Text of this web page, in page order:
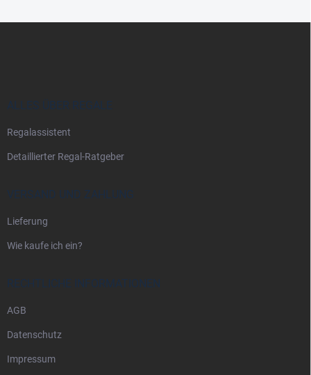
ALLES ÜBER REGALE
Regalassistent
Detaillierter Regal-Ratgeber
VERSAND UND ZAHLUNG
Lieferung
Wie kaufe ich ein?
RECHTLICHE INFORMATIONEN
AGB
Datenschutz
Impressum